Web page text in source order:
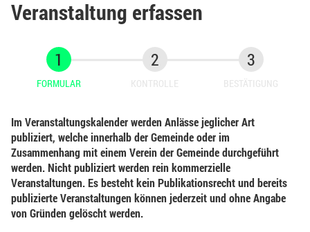
Veranstaltung erfassen
FORMULAR KONTROLLE BESTÄTIGUNG
Im Veranstaltungskalender werden Anlässe jeglicher Art
publiziert, welche innerhalb der Gemeinde oder im
Zusammenhang mit einem Verein der Gemeinde durchgeführt
werden. Nicht publiziert werden rein kommerzielle
Veranstaltungen. Es besteht kein Publikationsrecht und bereits
publizierte Veranstaltungen können jederzeit und ohne Angabe
von Gründen gelöscht werden.